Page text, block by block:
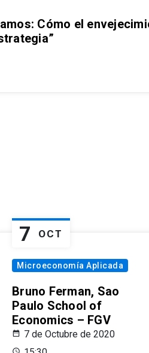
Cómo el
7 OCT
Microeconomía Aplicada
Bruno Ferman, Sao
Paulo School of
Economics – FGV
7 de Octubre de 2020